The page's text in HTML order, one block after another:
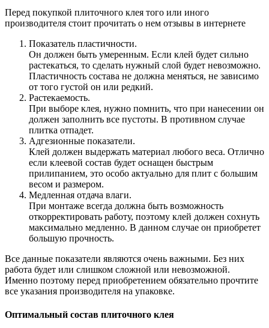
Перед покупкой плиточного клея того или иного
производителя стоит прочитать о нем отзывы в интернете
Показатель пластичности.
Он должен быть умеренным. Если клей будет сильно
растекаться, то сделать нужный слой будет невозможно.
Пластичность состава не должна меняться, не зависимо
от того густой он или редкий.
Растекаемость.
При выборе клея, нужно помнить, что при нанесении он
должен заполнить все пустоты. В противном случае
плитка отпадет.
Адгезионные показатели.
Клей должен выдержать материал любого веса. Отлично
если клеевой состав будет оснащен быстрым
прилипанием, это особо актуально для плит с большим
весом и размером.
Медленная отдача влаги.
При монтаже всегда должна быть возможность
откорректировать работу, поэтому клей должен сохнуть
максимально медленно. В данном случае он приобретет
большую прочность.
Все данные показатели являются очень важными. Без них
работа будет или слишком сложной или невозможной.
Именно поэтому перед приобретением обязательно прочтите
все указания производителя на упаковке.
Оптимальный состав плиточного клея